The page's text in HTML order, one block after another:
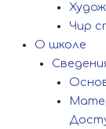
Чир
О школе